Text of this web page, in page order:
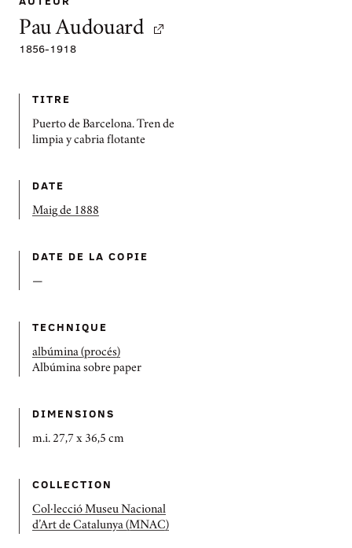
Pau Audouard
1856-1918
TITRE
Puerto de Barcelona. Tren de
limpia y cabria flotante
DATE
Maig de 1888
DATE DE LA COPIE
—
TECHNIQUE
albúmina (procés)
Albúmina sobre paper
DIMENSIONS
m.i. 27,7 x 36,5 cm
COLLECTION
Col·lecció Museu Nacional
d’Art de Catalunya (MNAC)